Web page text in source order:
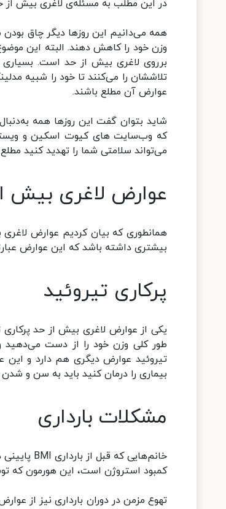
در این مطلب به مسئله‌ی لاغری بیش‌ از
همه می‌دانیم این روزها دیگر چاق
وزن خود را کاهش دهند. البته این
برروی لاغری بیش از حد است. بسیاری
تلاششان را می‌کنند تا خود را شبیه
عوارض آن مطلع باشند.
شاید بتوان گفت این روزها همه
که وب‌سایت های کیوت اسکین و ویستا
می‌تواند سلامتی شما را تهدید کنید
عوارض لاغری بیش
‌همانطوری که بیان کردیم عوارض
بیشتری داشته باشد که این عوارض
پرکاری تیروئید
یکی از عوارض لاغری بیش از حد پرکاری
طور کلی وزن خود را از دست می‌دهید
تیروئید عوارض دیگری هم دارد و
بیماری را درمان کنید باید به سن و
مشکلات بارداری
کمبود استروژن است، این هورمون که
تهوع مزمن در دوران بارداری نیز از